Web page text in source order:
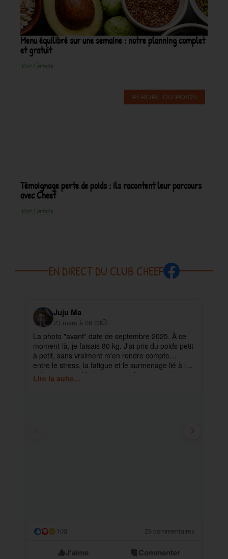
Menu équilibré sur une semaine : notre planning complet
et gratuit
Voir L'article
PERDRE DU POIDS
Témoignage perte de poids : ils racontent leur parcours
avec Cheef
Voir L'article
EN DIRECT DU CLUB CHEEF
Juju Ma
23 mars à 09:23
La photo "avant" date de septembre 2025. À ce
moment-là, je faisais 80 kg. J'ai pris du poids petit
à petit, sans vraiment m'en rendre compte…
entre le stress, la fatigue et le surmenage lié à la
création et au développement de mes projets.
Lire la suite...
😮 103 23 commentaires
J'aime Commenter